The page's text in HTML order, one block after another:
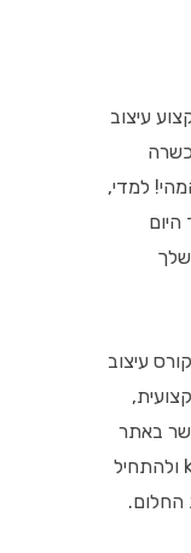
עיצוב
למדי,
היום
עיצוב
באתר
khmuhtadin.com ולהתחיל